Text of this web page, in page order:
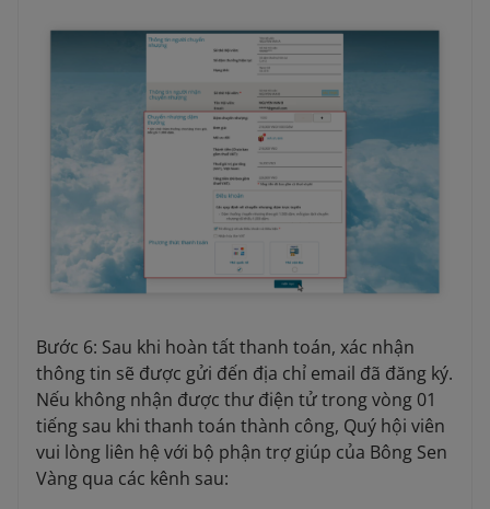
Bước 6: Sau khi hoàn tất thanh toán, xác nhận
thông tin sẽ được gửi đến địa chỉ email đã đăng ký.
Nếu không nhận được thư điện tử trong vòng 01
tiếng sau khi thanh toán thành công, Quý hội viên
vui lòng liên hệ với bộ phận trợ giúp của Bông Sen
Vàng qua các kênh sau: